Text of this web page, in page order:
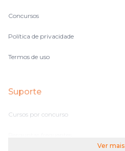
Concursos
Política de privacidade
Termos de uso
Suporte
Cursos por concurso
Ver mais